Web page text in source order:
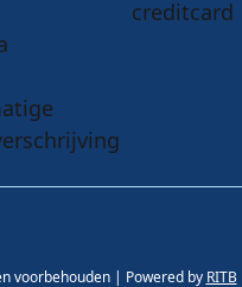
voorbehouden | Powered by RITB